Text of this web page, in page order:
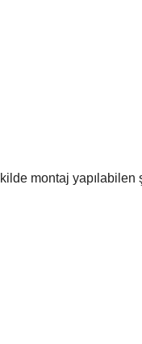
montaj yapılabilen